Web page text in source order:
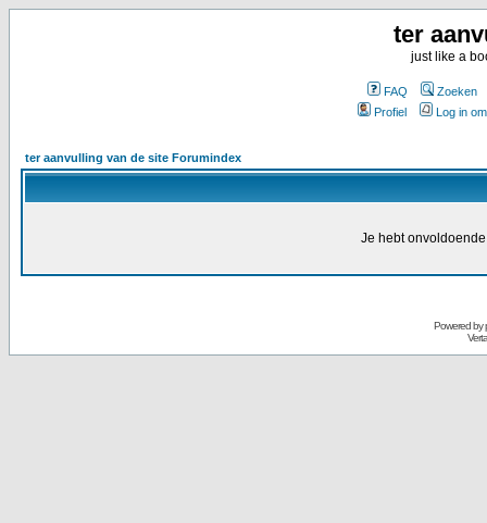
ter
just like a
FAQ
Zoeken
Profiel
Log in
ter aanvulling van de site Forumindex
Je hebt
Powered by